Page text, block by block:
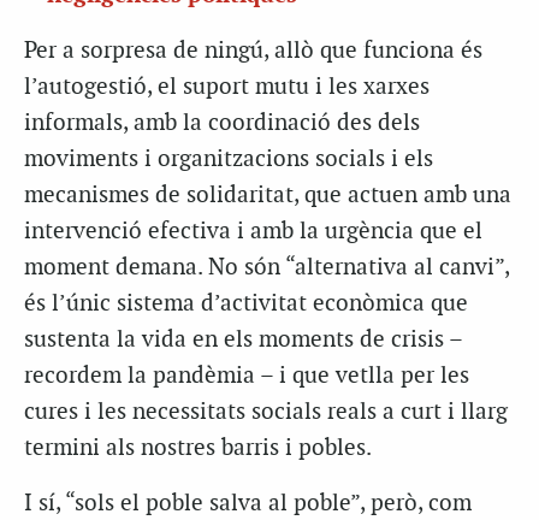
Per a sorpresa de ningú, allò que funciona és
l’autogestió, el suport mutu i les xarxes
informals, amb la coordinació des dels
moviments i organitzacions socials i els
mecanismes de solidaritat, que actuen amb una
intervenció efectiva i amb la urgència que el
moment demana. No són “alternativa al canvi”,
és l’únic sistema d’activitat econòmica que
sustenta la vida en els moments de crisis –
recordem la pandèmia – i que vetlla per les
cures i les necessitats socials reals a curt i llarg
termini als nostres barris i pobles.
I sí, “sols el poble salva al poble”, però, com